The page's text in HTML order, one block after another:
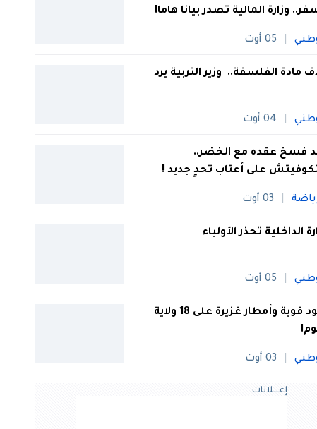
وزارة المالية تصدر بيانا هاما!
05 أوت
مادة الفلسفة.. وزير التربية يرد
04 أوت
فسخ عقده مع الخضر..
على أعتاب تحدٍ جديد !
03 أوت
الداخلية تحذر الأولياء
05 أوت
رعود قوية وأمطار غزيرة على 18 ولاية
03 أوت
إعــــلانات